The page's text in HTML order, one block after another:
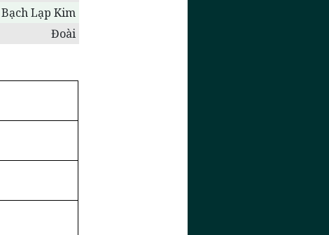
Bạch Lạp Kim
Đoài